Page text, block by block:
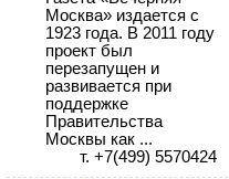
Москва» издается с
1923 года. В 2011 году
проект был
перезапущен и
развивается при
поддержке
Правительства
Москвы как ...
т. +7(499) 5570424